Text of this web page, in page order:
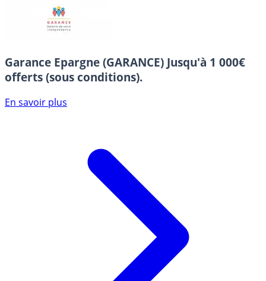
Garance Epargne (GARANCE) Jusqu'à 1 000€
offerts (sous conditions).
En savoir plus